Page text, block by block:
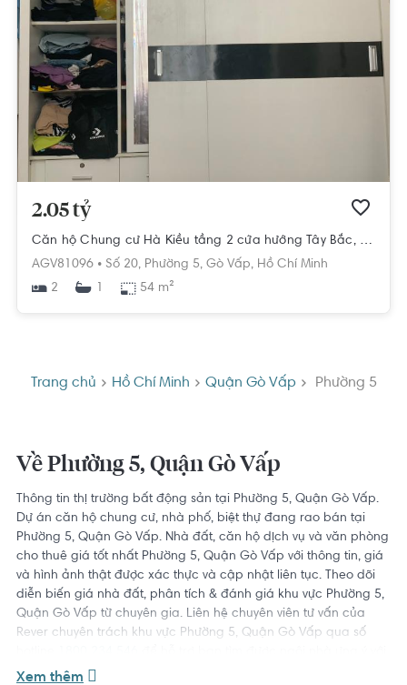
2.05 tỷ
Căn hộ Chung cư Hà Kiều tầng 2 cửa hướng Tây Bắc, đầy đủ nội thất.
AGV81096 • Số 20, Phường 5, Gò Vấp, Hồ Chí Minh
2
1 54 m²
Trang chủ Hồ Chí Minh Quận Gò Vấp Phường 5
Về Phường 5, Quận Gò Vấp
Thông tin thị trường bất động sản tại Phường 5, Quận Gò Vấp.
Dự án căn hộ chung cư, nhà phố, biệt thự đang rao bán tại
Phường 5, Quận Gò Vấp. Nhà đất, căn hộ dịch vụ và văn phòng
cho thuê giá tốt nhất Phường 5, Quận Gò Vấp với thông tin, giá
và hình ảnh thật được xác thực và cập nhật liên tục. Theo dõi
diễn biến giá nhà đất, phân tích & đánh giá khu vực Phường 5,
Quận Gò Vấp từ chuyên gia. Liên hệ chuyên viên tư vấn của
Rever chuyên trách khu vực Phường 5, Quận Gò Vấp qua số
giá tốt nhất.
Xem thêm